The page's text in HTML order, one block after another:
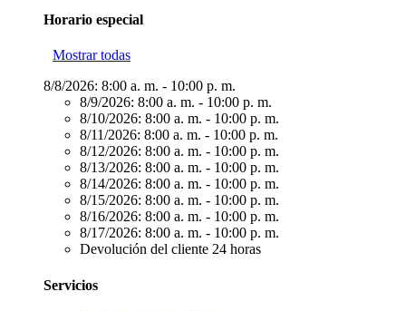
Horario especial
Mostrar todas
8/8/2026: 8:00 a. m. - 10:00 p. m.
8/9/2026: 8:00 a. m. - 10:00 p. m.
8/10/2026: 8:00 a. m. - 10:00 p. m.
8/11/2026: 8:00 a. m. - 10:00 p. m.
8/12/2026: 8:00 a. m. - 10:00 p. m.
8/13/2026: 8:00 a. m. - 10:00 p. m.
8/14/2026: 8:00 a. m. - 10:00 p. m.
8/15/2026: 8:00 a. m. - 10:00 p. m.
8/16/2026: 8:00 a. m. - 10:00 p. m.
8/17/2026: 8:00 a. m. - 10:00 p. m.
Devolución del cliente 24 horas
Servicios